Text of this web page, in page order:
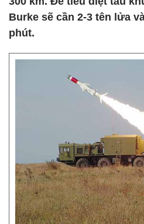
Burke sẽ cần 2-3 tên lửa
phút.